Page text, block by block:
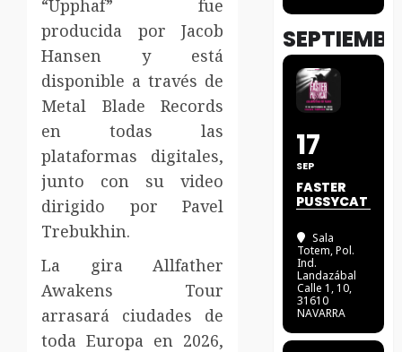
“Upphaf” fue
producida por Jacob
Hansen y está
disponible a través de
Metal Blade Records
en todas las
plataformas digitales,
junto con su video
dirigido por Pavel
Trebukhin.
La gira Allfather
Awakens Tour
arrasará ciudades de
toda Europa en 2026,
17
SEP
FASTER
PUSSYCAT
Sala
Totem, Pol.
Ind.
Landazábal
Calle 1, 10,
31610
NAVARRA